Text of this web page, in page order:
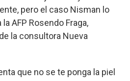
pero el caso Nisman lo
AFP Rosendo Fraga,
la consultora Nueva
que no se te ponga la piel